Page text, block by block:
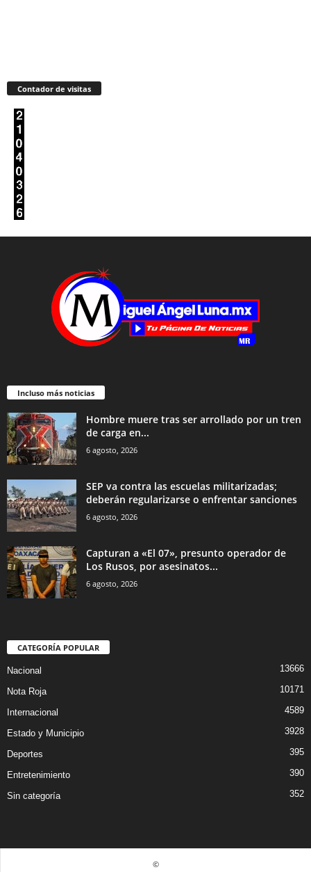
Contador de visitas
Incluso más noticias
Hombre muere tras ser arrollado por un tren
de carga en...
6 agosto, 2026
SEP va contra las escuelas militarizadas;
deberán regularizarse o enfrentar sanciones
6 agosto, 2026
Capturan a «El 07», presunto operador de
Los Rusos, por asesinatos...
6 agosto, 2026
CATEGORÍA POPULAR
Nacional 13666
Nota Roja 10171
Internacional 4589
Estado y Municipio 3928
Deportes 395
Entretenimiento 390
Sin categoría 352
©